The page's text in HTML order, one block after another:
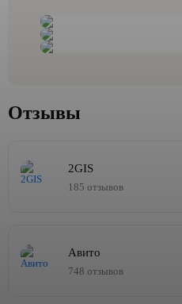
Отзывы
2GIS
185 отзывов
Авито
748 отзывов